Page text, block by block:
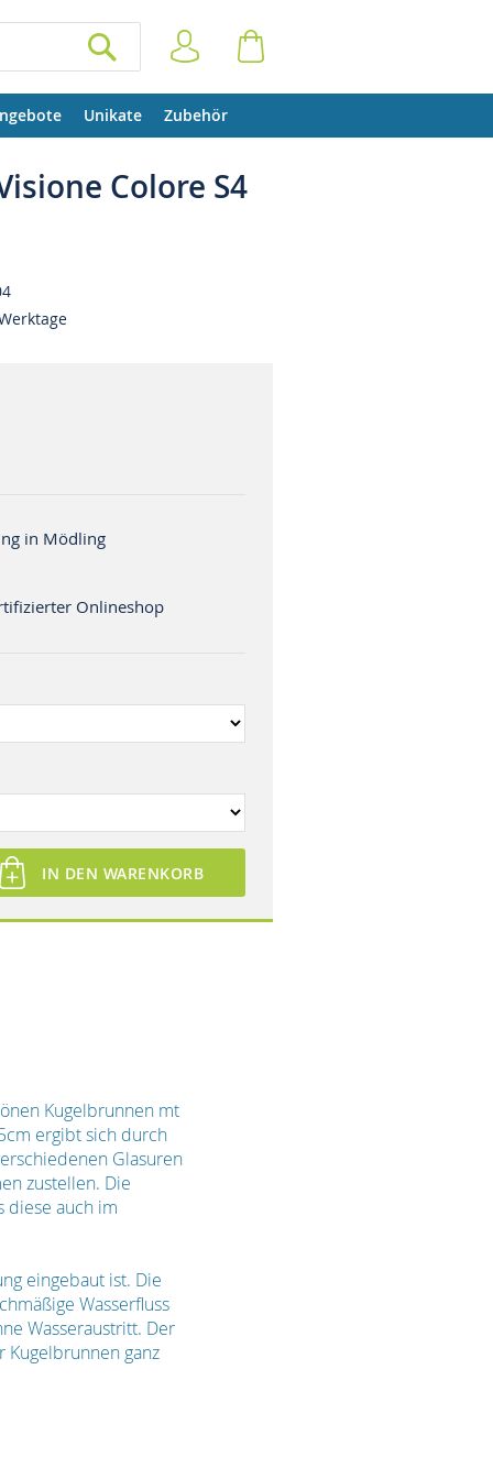
Anmelden
Unikate Zubehör
Colore S4
in Mödling
Onlineshop
IN DEN WARENKORB
Kugelbrunnen mt
ergibt sich durch
Glasuren
zustellen. Die
diese auch im
eingebaut ist. Die
Wasserfluss
Wasseraustritt. Der
Kugelbrunnen ganz